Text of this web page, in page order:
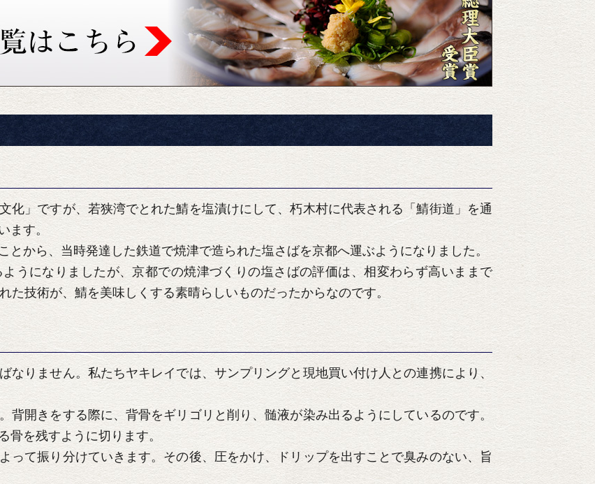
」ですが、若狭湾でとれた鯖を塩漬けにして、朽木村に代表される「鯖街道」を通
ます。
とから、当時発達した鉄道で焼津で造られた塩さばを京都へ運ぶようになりました。
うになりましたが、京都での焼津づくりの塩さばの評価は、相変わらず高いままで
た技術が、鯖を美味しくする素晴らしいものだったからなのです。
りません。私たちヤキレイでは、サンプリングと現地買い付け人との連携により、
背開きをする際に、背骨をギリゴリと削り、髄液が染み出るようにしているのです。
骨を残すように切ります。
って振り分けていきます。その後、圧をかけ、ドリップを出すことで臭みのない、旨